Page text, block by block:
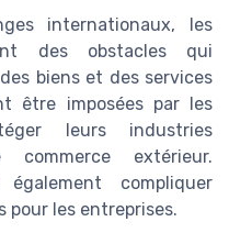
internationaux, les
des obstacles qui
biens et des services
être imposées par les
leurs industries
extérieur.
compliquer
pour les entreprises.